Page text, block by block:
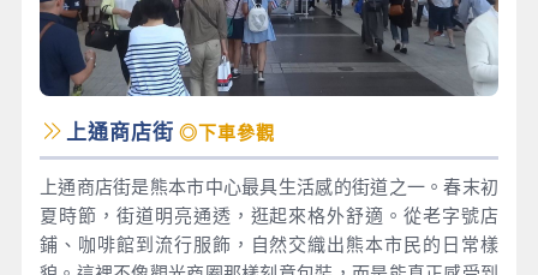
上通商店街 ◎下車參觀
上通商店街是熊本市中心最具生活感的街道之一。春末初
夏時節，街道明亮通透，逛起來格外舒適。從老字號店
鋪、咖啡館到流行服飾，自然交織出熊本市民的日常樣